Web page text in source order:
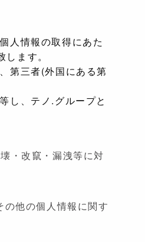
人情報の取得にあた
ます。
第三者(外国にある第
し、テノ.グループと
・改竄・漏洩等に対
他の個人情報に関す